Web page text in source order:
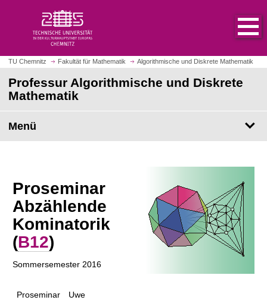
u
H
t
e
t
e
u
f
n
TU Chemnitz Fakultät für Mathematik Algorithmische und Diskrete Mathematik
Professur Algorithmische und Diskrete
Mathematik
Menü
Proseminar
Abzählende
Kominatorik
(B12)
Sommersemester 2016
Proseminar
Uwe